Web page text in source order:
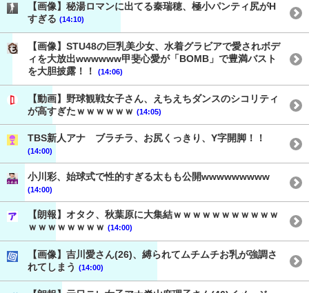
【画像】秘湯ロマンに出てる秦瑞穂、極小パンティ尻がH
すぎる (14:10)
【画像】STU48の巨乳美少女、水着グラビアで愛されボデ
ィを大放出wwwwww甲斐心愛が「BOMB」で豊満バスト
を大胆披露！！
(14:06)
【動画】野球観戦女子さん、えちえちダンスのシコリティ
が高すぎたｗｗｗｗｗｗ (14:05)
TBS新人アナ ブラチラ、お尻くっきり、Y字開脚！！
(14:00)
小川彩、始球式で性的すぎる太もも公開wwwwwwwww
(14:00)
【朗報】オタク、秋葉原に大集結ｗｗｗｗｗｗｗｗｗｗｗ
ｗｗｗｗｗｗｗｗ (14:00)
【画像】吉川愛さん(26)、縛られてムチムチお乳が強調さ
れてしまう (14:00)